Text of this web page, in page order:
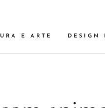
E ARTE DESIGN